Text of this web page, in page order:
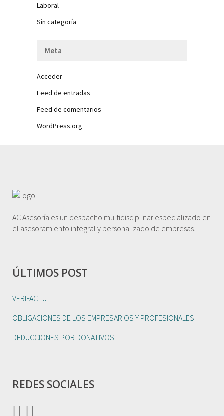
Laboral
Sin categoría
Meta
Acceder
Feed de entradas
Feed de comentarios
WordPress.org
AC Asesoría es un despacho multidisciplinar especializado en
el asesoramiento integral y personalizado de empresas.
ÚLTIMOS POST
VERIFACTU
OBLIGACIONES DE LOS EMPRESARIOS Y PROFESIONALES
DEDUCCIONES POR DONATIVOS
REDES SOCIALES